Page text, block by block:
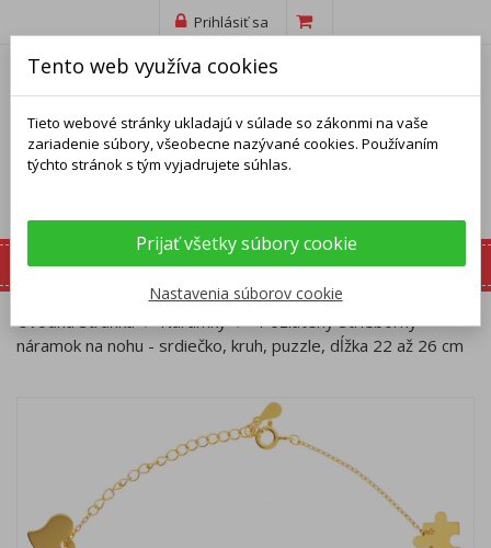
Prihlásiť sa
Úvodná stránka Náramky
Pozlátený strieborný
náramok na nohu - srdiečko, kruh, puzzle, dĺžka 22 až 26 cm
Tento web využíva cookies
Tieto webové stránky ukladajú v súlade so zákonmi na vaše
zariadenie súbory, všeobecne nazývané cookies. Používaním
týchto stránok s tým vyjadrujete súhlas.
Prijať všetky súbory cookie
Nastavenia súborov cookie